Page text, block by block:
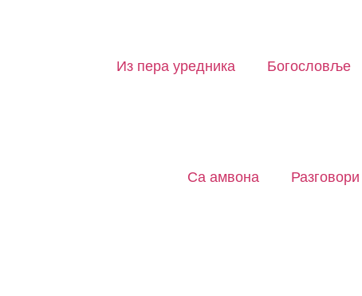
Из пера уредника Богословље
Са амвона Разговори